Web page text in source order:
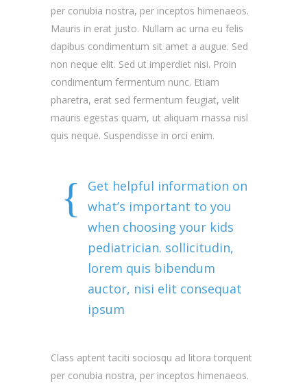
per conubia nostra, per inceptos himenaeos.
Mauris in erat justo. Nullam ac urna eu felis
dapibus condimentum sit amet a augue. Sed
non neque elit. Sed ut imperdiet nisi. Proin
condimentum fermentum nunc. Etiam
pharetra, erat sed fermentum feugiat, velit
mauris egestas quam, ut aliquam massa nisl
quis neque. Suspendisse in orci enim.
Get helpful information on
what’s important to you
when choosing your kids
pediatrician. sollicitudin,
lorem quis bibendum
auctor, nisi elit consequat
ipsum
Class aptent taciti sociosqu ad litora torquent
per conubia nostra, per inceptos himenaeos.